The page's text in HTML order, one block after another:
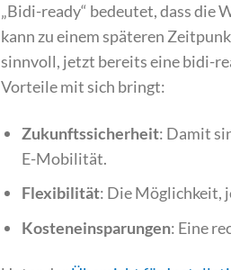
„Bidi-ready“ bedeutet, dass
kann zu einem späteren
sinnvoll, jetzt bereits eine bidi-
Vorteile mit sich bringt:
Zukunftssicherheit: Damit
E-Mobilität.
Flexibilität: Die Möglichkeit,
Kosteneinsparungen: Eine